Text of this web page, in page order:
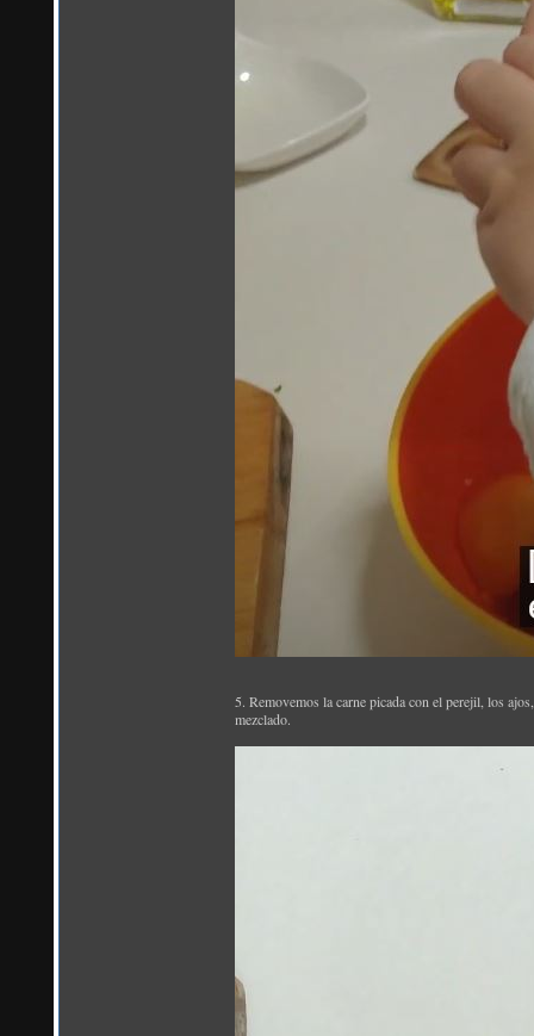
5. Removemos la carne picada con el perejil, los
mezclado.